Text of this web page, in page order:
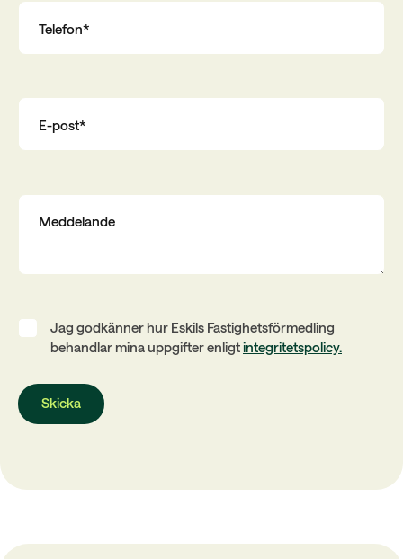
Jag godkänner hur Eskils Fastighetsförmedling
behandlar mina uppgifter enligtintegritetspolicy.